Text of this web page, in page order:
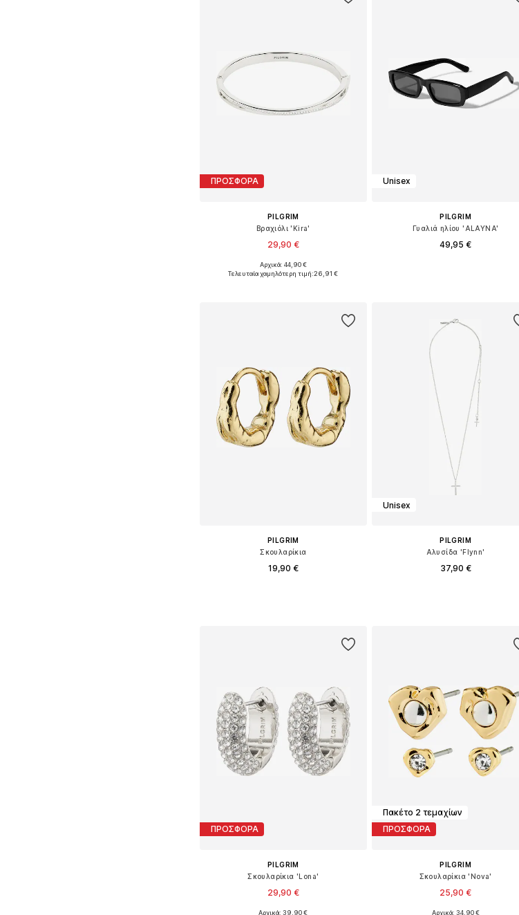
ΠΡΟΣΦΟΡΑ
PILGRIM
Βραχιόλι 'Kira'
29,90 €
Διαθέσιμα μεγέθη: One Size
Αρχικά: 44,90 €
Τελευταία χαμηλότερη τιμή:26,91 €
Unisex
PILGRIM
Γυαλιά ηλίου 'ALAYNA'
49,95 €
PILGRIM
Σκουλαρίκια
19,90 €
Unisex
PILGRIM
Αλυσίδα 'Flynn'
37,90 €
ΠΡΟΣΦΟΡΑ
PILGRIM
Σκουλαρίκια 'Lona'
29,90 €
Αρχικά: 39,90 €
Πακέτο 2 τεμαχίων
ΠΡΟΣΦΟΡΑ
PILGRIM
Σκουλαρίκια 'Nova'
25,90 €
Αρχικά: 34,90 €